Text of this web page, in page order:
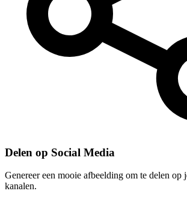
Delen op Social Media
Genereer een mooie afbeelding om te delen op
kanalen.